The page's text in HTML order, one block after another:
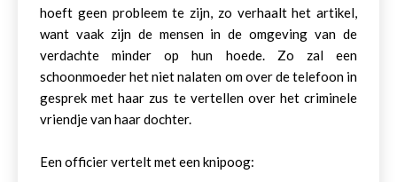
hoeft geen probleem te zijn, zo verhaalt het artikel,
want vaak zijn de mensen in de omgeving van de
verdachte minder op hun hoede. Zo zal een
schoonmoeder het niet nalaten om over de telefoon in
gesprek met haar zus te vertellen over het criminele
vriendje van haar dochter.
Een officier vertelt met een knipoog: